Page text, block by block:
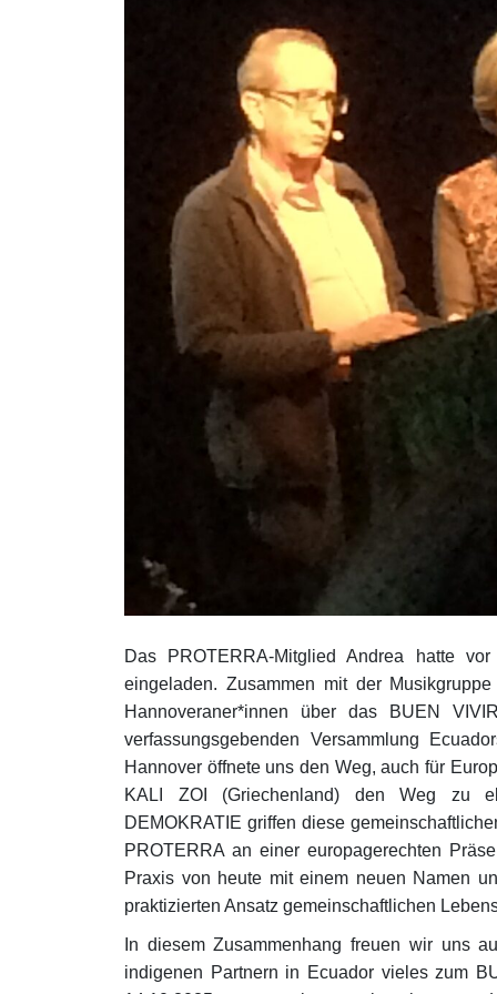
Das PROTERRA-Mitglied Andrea hatte
eingeladen. Zusammen mit der
Hannoveraner*innen über das BUEN
verfassungsgebenden Versammlung
Hannover öffnete uns den Weg, auch für
KALI ZOI (Griechenland) den Weg zu
DEMOKRATIE griffen diese
PROTERRA an einer europagerechten
Praxis von heute mit einem neuen Namen
praktizierten Ansatz gemeinschaftlichen
In diesem Zusammenhang freuen wir uns
indigenen Partnern in Ecuador vieles zum